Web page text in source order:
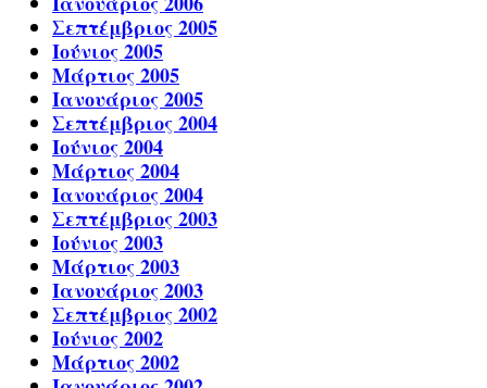
Σεπτέμβριος 2005
Ιούνιος 2005
Μάρτιος 2005
Ιανουάριος 2005
Σεπτέμβριος 2004
Ιούνιος 2004
Μάρτιος 2004
Ιανουάριος 2004
Σεπτέμβριος 2003
Ιούνιος 2003
Μάρτιος 2003
Ιανουάριος 2003
Σεπτέμβριος 2002
Ιούνιος 2002
Μάρτιος 2002